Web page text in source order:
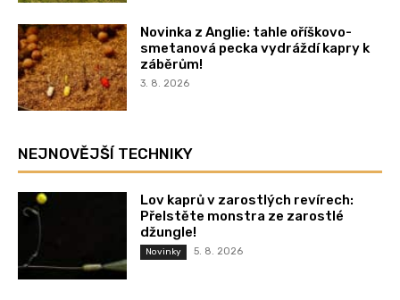
Novinka z Anglie: tahle oříškovo-
smetanová pecka vydráždí kapry k
záběrům!
3. 8. 2026
NEJNOVĚJŠÍ TECHNIKY
Lov kaprů v zarostlých revírech:
Přelstěte monstra ze zarostlé
džungle!
Novinky 5. 8. 2026